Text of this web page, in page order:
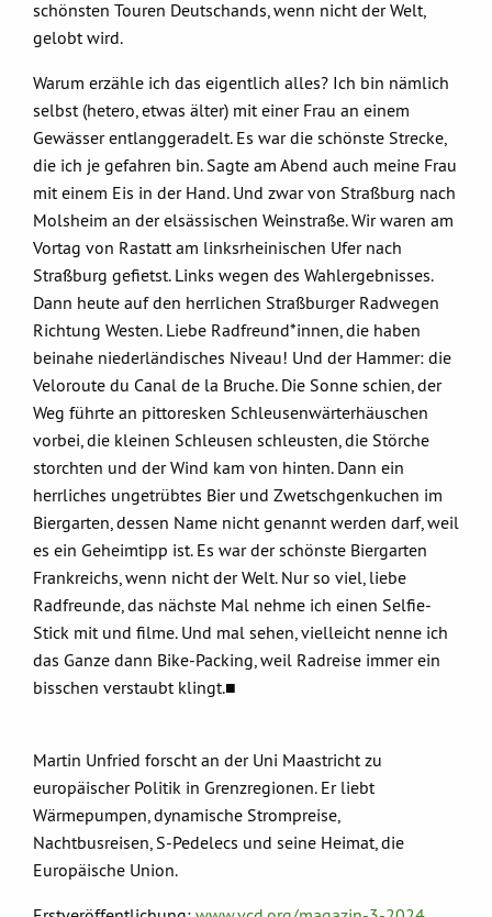
schönsten Touren Deutschands, wenn nicht der Welt,
gelobt wird.
Warum erzähle ich das eigentlich alles? Ich bin nämlich
selbst (hetero, etwas älter) mit einer Frau an einem
Gewässer entlanggeradelt. Es war die schönste Strecke,
die ich je gefahren bin. Sagte am Abend auch meine Frau
mit einem Eis in der Hand. Und zwar von Straßburg nach
Molsheim an der elsässischen Weinstraße. Wir waren am
Vortag von Rastatt am linksrheinischen Ufer nach
Straßburg gefietst. Links wegen des Wahlergebnisses.
Dann heute auf den herrlichen Straßburger Radwegen
Richtung Westen. Liebe Radfreund*innen, die haben
beinahe niederländisches Niveau! Und der Hammer: die
Veloroute du Canal de la Bruche. Die Sonne schien, der
Weg führte an pittoresken Schleusenwärterhäuschen
vorbei, die kleinen Schleusen schleusten, die Störche
storchten und der Wind kam von hinten. Dann ein
herrliches ungetrübtes Bier und Zwetschgenkuchen im
Biergarten, dessen Name nicht genannt werden darf, weil
es ein Geheimtipp ist. Es war der schönste Biergarten
Frankreichs, wenn nicht der Welt. Nur so viel, liebe
Radfreunde, das nächste Mal nehme ich einen Selfie-
Stick mit und filme. Und mal sehen, vielleicht nenne ich
das Ganze dann Bike-Packing, weil Radreise immer ein
bisschen verstaubt klingt.■
Martin Unfried forscht an der Uni Maastricht zu
europäischer Politik in Grenzregionen. Er liebt
Wärmepumpen, dynamische Strompreise,
Nachtbusreisen, S-Pedelecs und seine Heimat, die
Europäische Union.